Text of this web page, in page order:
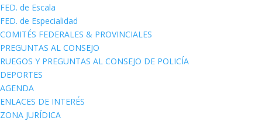
FED. de Escala
FED. de Especialidad
COMITÉS FEDERALES & PROVINCIALES
PREGUNTAS AL CONSEJO
RUEGOS Y PREGUNTAS AL CONSEJO DE POLICÍA
DEPORTES
AGENDA
ENLACES DE INTERÉS
ZONA JURÍDICA